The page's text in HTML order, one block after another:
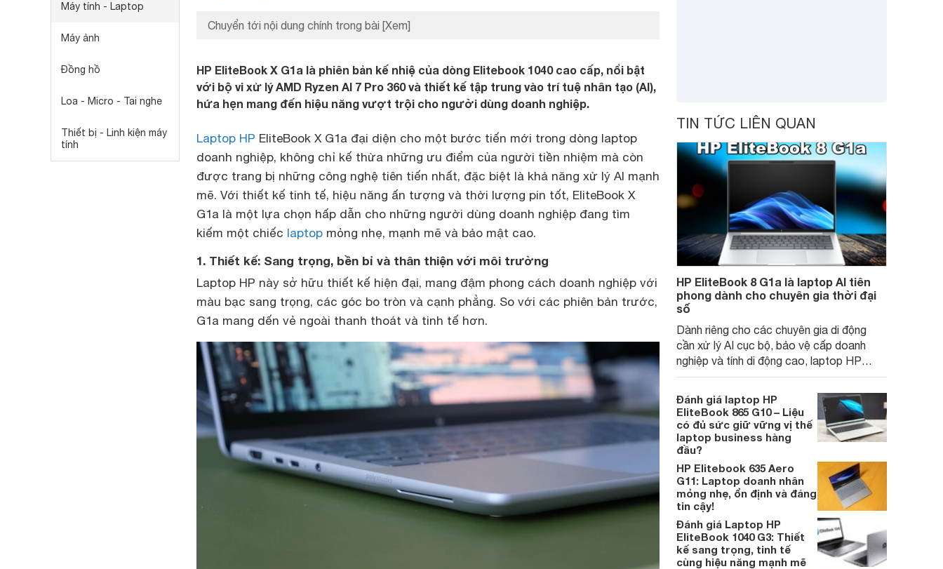
Máy tính - Laptop
Máy ảnh
Đồng hồ
Loa - Micro - Tai nghe
Thiết bị - Linh kiện máy
tính
Chuyển tới nội dung chính trong bài [Xem]
HP EliteBook X G1a là phiên bản kế nhiệ của dòng Elitebook 1040 cao cấp, nổi bật
với bộ vi xử lý AMD Ryzen AI 7 Pro 360 và thiết kế tập trung vào trí tuệ nhân tạo (AI),
hứa hẹn mang đến hiệu năng vượt trội cho người dùng doanh nghiệp.
Laptop HP EliteBook X G1a đại diện cho một bước tiến mới trong dòng laptop
doanh nghiệp, không chỉ kế thừa những ưu điểm của người tiền nhiệm mà còn
được trang bị những công nghệ tiên tiến nhất, đặc biệt là khả năng xử lý AI mạnh
mẽ. Với thiết kế tinh tế, hiệu năng ấn tượng và thời lượng pin tốt, EliteBook X
G1a là một lựa chọn hấp dẫn cho những người dùng doanh nghiệp đang tìm
kiếm một chiếc laptop mỏng nhẹ, mạnh mẽ và bảo mật cao.
1. Thiết kế: Sang trọng, bền bỉ và thân thiện với môi trường
Laptop HP này sở hữu thiết kế hiện đại, mang đậm phong cách doanh nghiệp với
màu bạc sang trọng, các góc bo tròn và cạnh phẳng. So với các phiên bản trước,
G1a mang dến vẻ ngoài thanh thoát và tinh tế hơn.
TIN TỨC LIÊN QUAN
HP EliteBook 8 G1a là laptop AI tiên
phong dành cho chuyên gia thời đại
số
Dành riêng cho các chuyên gia di động
cần xử lý AI cục bộ, bảo vệ cấp doanh
nghiệp và tính di động cao, laptop HP
EliteBook 8 G1a hứa hẹn là một chiếc
laptop văn phòng hỗ trợ công việc hiệu
quả và gia tăng hiệu suất sáng tạo.
Đánh giá laptop HP
EliteBook 865 G10 – Liệu
có đủ sức giữ vững vị thế
laptop business hàng
đầu?
HP Elitebook 635 Aero
G11: Laptop doanh nhân
mỏng nhẹ, ổn định và đáng
tin cậy!
Đánh giá Laptop HP
EliteBook 1040 G3: Thiết
kế sang trọng, tinh tế
cùng hiệu năng mạnh mẽ